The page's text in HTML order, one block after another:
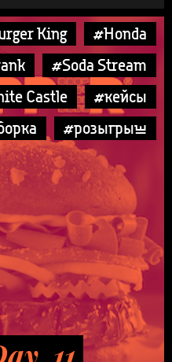
King
#Honda
#Soda Stream
Castle
#кейсы
#розыгрыш